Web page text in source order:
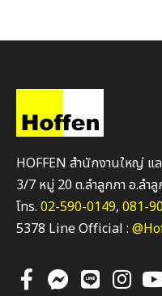
HOFFEN สำนักงานใหญ่ แ
3/7 หมู่ 20 ต.ลำลูกกา อ.ลำ
โทร. 02-590-0149, 081-
5378 Line Official :